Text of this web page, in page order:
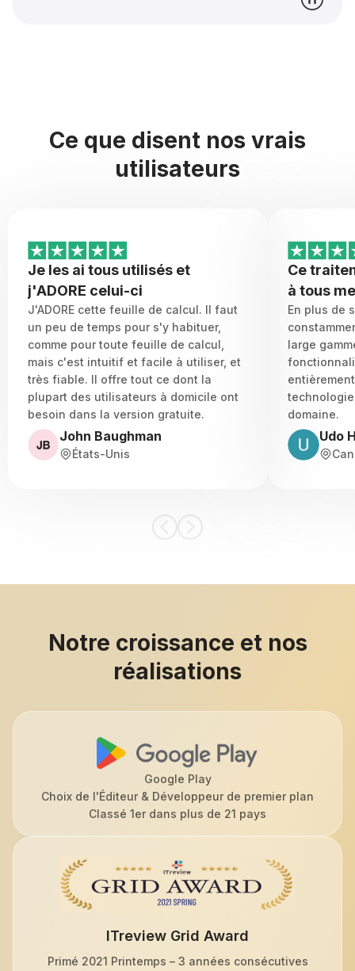
Ce que disent nos vrais
utilisateurs
Je les ai tous utilisés et
j'ADORE celui-ci
J'ADORE cette feuille de calcul. Il faut
un peu de temps pour s'y habituer,
comme pour toute feuille de calcul,
mais c'est intuitif et facile à utiliser, et
très fiable. Il offre tout ce dont la
plupart des utilisateurs à domicile ont
besoin dans la version gratuite.
John Baughman
États-Unis
Ce
à tous
En plus de
large
domaine.
Udo
Notre croissance et nos
réalisations
Google Play
Choix de l'Éditeur & Développeur de premier plan
Classé 1er dans plus de 21 pays
ITreview Grid Award
Primé 2021 Printemps – 3 années consécutives